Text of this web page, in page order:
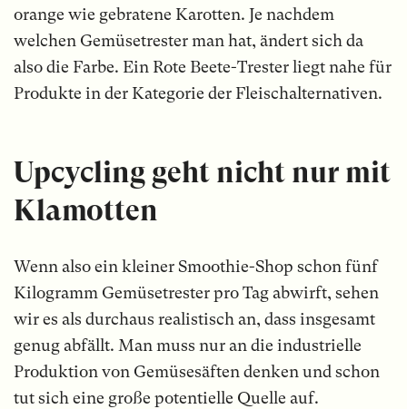
orange wie gebratene Karotten. Je nachdem
welchen Gemüsetrester man hat, ändert sich da
also die Farbe. Ein Rote Beete-Trester liegt nahe für
Produkte in der Kategorie der Fleischalternativen.
Upcycling geht nicht nur mit
Klamotten
Wenn also ein kleiner Smoothie-Shop schon fünf
Kilogramm Gemüsetrester pro Tag abwirft, sehen
wir es als durchaus realistisch an, dass insgesamt
genug abfällt. Man muss nur an die industrielle
Produktion von Gemüsesäften denken und schon
tut sich eine große potentielle Quelle auf.